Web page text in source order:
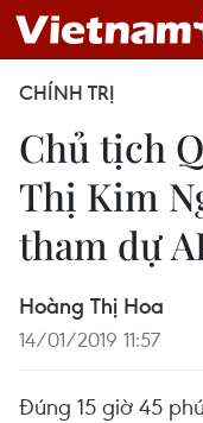
CHÍNH TRỊ
Chủ tịch
Thị Kim
tham dự
Hoàng Thị Hoa
14/01/2019 11:57
Đúng 15 giờ 45